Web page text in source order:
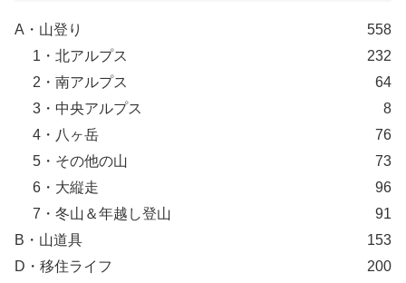
A・山登り
558
1・北アルプス
232
2・南アルプス
64
3・中央アルプス
8
4・八ヶ岳
76
5・その他の山
73
6・大縦走
96
7・冬山＆年越し登山
91
B・山道具
153
D・移住ライフ
200